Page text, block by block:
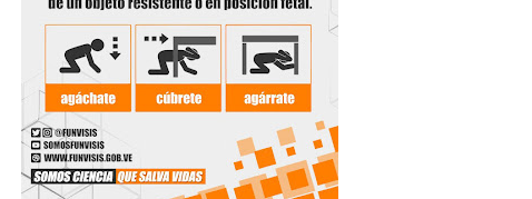
Libertador
jornada vacacional
territorial
de agua